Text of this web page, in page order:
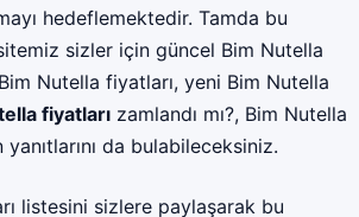
hedeflemektedir. Tamda bu
sizler için güncel Bim Nutella
Bim Nutella fiyatları, yeni Bim Nutella
fiyatları zamlandı mı?, Bim Nutella
da bulabileceksiniz.
listesini sizlere paylaşarak bu